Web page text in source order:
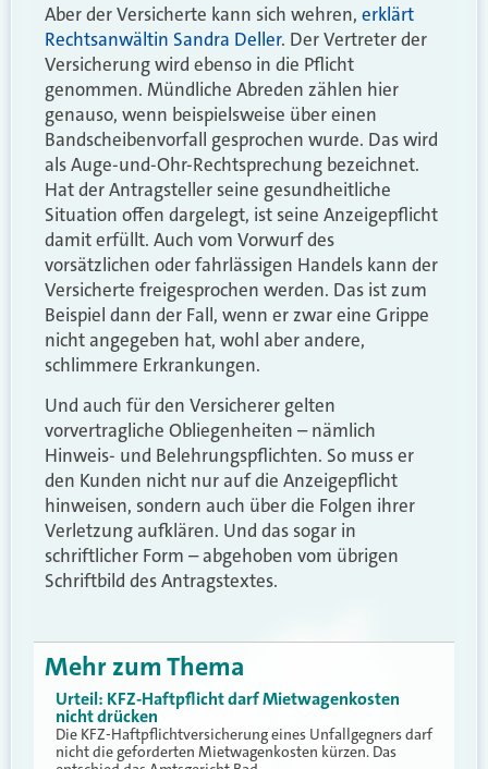
Aber der Versicherte kann sich wehren, erklärt
Rechtsanwältin Sandra Deller. Der Vertreter der
Versicherung wird ebenso in die Pflicht
genommen. Mündliche Abreden zählen hier
genauso, wenn beispielsweise über einen
Bandscheibenvorfall gesprochen wurde. Das wird
als Auge-und-Ohr-Rechtsprechung bezeichnet.
Hat der Antragsteller seine gesundheitliche
Situation offen dargelegt, ist seine Anzeigepflicht
damit erfüllt. Auch vom Vorwurf des
vorsätzlichen oder fahrlässigen Handels kann der
Versicherte freigesprochen werden. Das ist zum
Beispiel dann der Fall, wenn er zwar eine Grippe
nicht angegeben hat, wohl aber andere,
schlimmere Erkrankungen.
Und auch für den Versicherer gelten
vorvertragliche Obliegenheiten – nämlich
Hinweis- und Belehrungspflichten. So muss er
den Kunden nicht nur auf die Anzeigepflicht
hinweisen, sondern auch über die Folgen ihrer
Verletzung aufklären. Und das sogar in
schriftlicher Form – abgehoben vom übrigen
Schriftbild des Antragstextes.
Mehr zum Thema
Urteil: KFZ-Haftpflicht darf Mietwagenkosten
nicht drücken
Die KFZ-Haftpflichtversicherung eines Unfallgegners darf
nicht die geforderten Mietwagenkosten kürzen. Das